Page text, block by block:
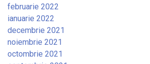
februarie 2022
ianuarie 2022
decembrie 2021
noiembrie 2021
octombrie 2021